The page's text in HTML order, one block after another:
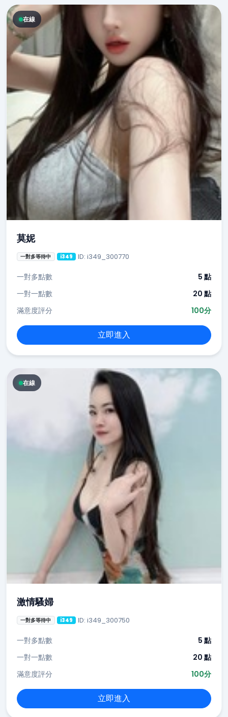
在線
莫妮
一對多等待中 i349 ID: i349_300770
一對多點數
5 點
一對一點數
20 點
滿意度評分
100分
立即進入
在線
激情騷婦
一對多等待中 i349 ID: i349_300750
一對多點數
5 點
一對一點數
20 點
滿意度評分
100分
立即進入